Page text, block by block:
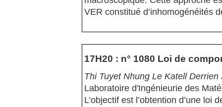
VER constitué d’inhomogénéités
17H20 : n° 1080 Loi de
Thi Tuyet Nhung Le Katell
Laboratoire d'Ingénieurie des
L’objectif est l’obtention d’une